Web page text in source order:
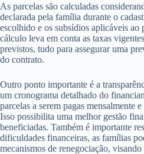
As parcelas são calculadas
declarada pela família durante o
escolhido e os subsídios aplicáveis
cálculo leva em conta as taxas
previstos, tudo para assegurar uma
do contrato.
Outro ponto importante é a
um cronograma detalhado do
parcelas a serem pagas mensalmente
Isso possibilita uma melhor gestão
beneficiadas. Também é importante
dificuldades financeiras, as famílias
mecanismos de renegociação,